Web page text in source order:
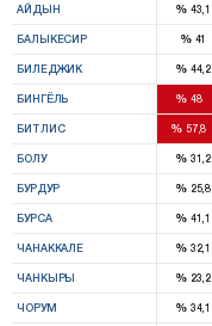
АЙДЫН %43,1
БАЛЫКЕСИР %41
БИЛЕДЖИК %44,2
БИНГЁЛЬ %48
БИТЛИС %57,8
БОЛУ %31,2
БУРДУР %25,8
БУРСА %41,1
ЧАНАККАЛЕ %32,1
ЧАНКЫРЫ %23,2
ЧОРУМ %34,1